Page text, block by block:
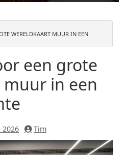
WERELDKAART MUUR IN EEN
een grote
in een
2026 Tim